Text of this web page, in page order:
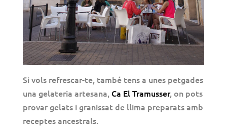
Si vols refrescar-te, també tens a unes petgades
una gelateria artesana, Ca El Tramusser, on pots
provar gelats i granissat de llima preparats amb
receptes ancestrals.